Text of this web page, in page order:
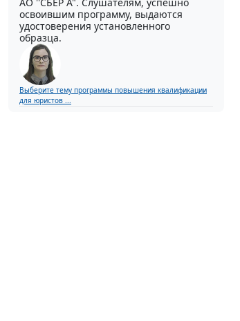
освоившим программу, выдаются
удостоверения установленного
образца.
Выберите тему программы повышения квалификации
для юристов ...